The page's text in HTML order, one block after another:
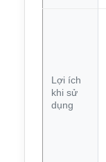
Lợi ích
khi sử
dụng